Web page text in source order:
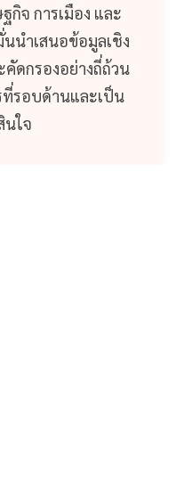
กิจ การเมือง และ
นำเสนอข้อมูลเชิง
ดกรองอย่างถี่ถ้วน
ที่รอบด้านและเป็น
นใจ